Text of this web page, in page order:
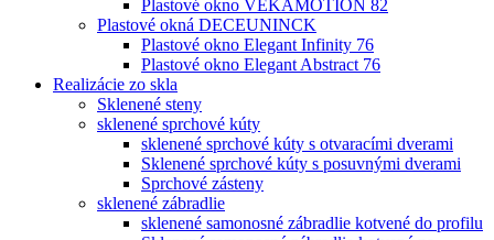
Plastové okno VEKAMOTION 82
Plastové okná DECEUNINCK
Plastové okno Elegant Infinity 76
Plastové okno Elegant Abstract 76
Realizácie zo skla
Sklenené steny
sklenené sprchové kúty
sklenené sprchové kúty s otvaracími dverami
Sklenené sprchové kúty s posuvnými dverami
Sprchové zásteny
sklenené zábradlie
sklenené samonosné zábradlie kotvené do profilu